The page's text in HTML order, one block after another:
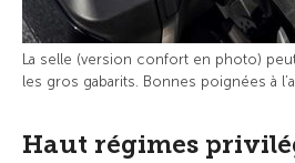
La selle (version confort en photo)
les gros gabarits. Bonnes poignées à
Haut régimes